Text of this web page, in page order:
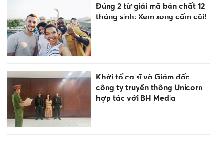
Đúng 2 từ giải mã bản chất 12
tháng sinh: Xem xong cấm cãi!
Khởi tố ca sĩ và Giám đốc
công ty truyền thông Unicorn
hợp tác với BH Media